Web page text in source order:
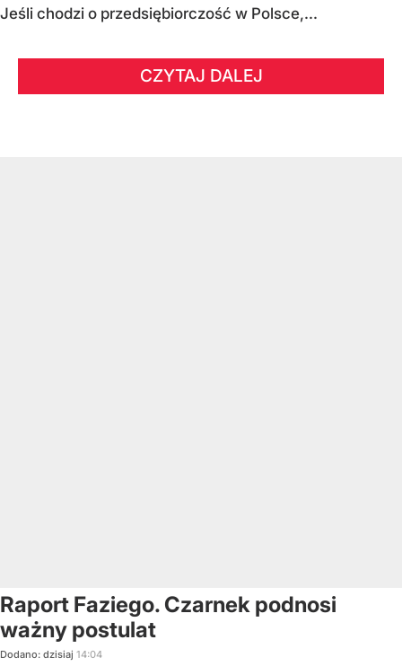
Jeśli chodzi o przedsiębiorczość w Polsce,...
CZYTAJ DALEJ
Raport Faziego. Czarnek podnosi
ważny postulat
Dodano: dzisiaj 14:04